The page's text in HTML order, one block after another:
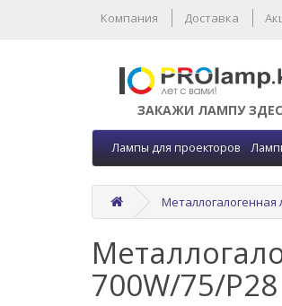
Компания Доставка
ЗАКАЖИ ЛАМПУ
Лампы для проекторов
Металлогалогенная
700W/75/P28